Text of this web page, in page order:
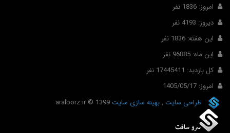
امروز: 1836 نفر
دیروز: 4193 نفر
این هفته: 1836 نفر
این ماه: 96885 نفر
کل بازدید: 17445411 نفر
امروز: 1405/05/17
طراحی سایت ,بهینه سازی سایت aralborz.ir © 1399